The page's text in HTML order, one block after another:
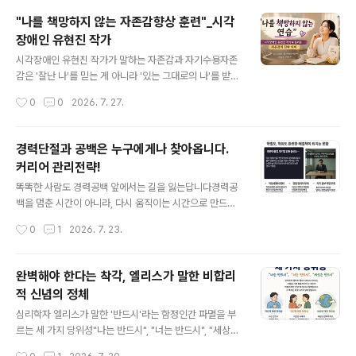
마음도,아이들 모습을 바라보면 모두 녹아내린다고 말합니
다. 완벽한 육아도 아닙니다.완벽한 엄마도 아닙니다. 하지
만 사랑은 늘 가장 평범한 순간에서 시작된다는 사실을 다
시 느끼게 됩니다. 📺 영상 보기 https://youtu.be/6Wo
M1S3exO0 하와이에서 마주한 가장 큰 두려움이번 이야
력을 조금이라도 더 잃기 전에 세상을 많이 보고 싶었습니
"나를 책망하지 않는 자존감향상 훈련"_시각
장애인 유현진 작가
시각장애인 유현진 작가가 말하는 자존감과 자기수용자존
감은 '잘난 나'를 믿는 게 아니라 '있는 그대로의 나'를 받아
인 유현진 작가의 북세미나 강연이 1부에 있었는데요.2부
도서 제목의 의미를 묻다 '일단 시작'이 삶의 태도라는 것을
알게 됐습니다투박하지만 진심어린 마음이 담긴 책도 좋았
고, 울림이 있는 강연도 좋았는데요.이어진 북토크 내용도
참 좋아서 내용 공유해봅니다. 📺 영상 보기https://yout
u.be/YVrs2OEQWwM 《일단 시작하고 봄》이번 도서
일어나고,흰지팡이를 먼저 내딛으며 길을 만들었던삶 그
0 0 2026. 7. 27.
경력단절과 공백은 누구에게나 찾아옵니다.
커리어 관리전략!
똑똑한 사람도 경력공백 앞에서는 길을 잃는답니다경력공
백을 멈춘 시간이 아니라, 다시 움직이는 시간으로 만드는
력공백에 대해 생각해봤습니다. 우리 사회에는 여전히 출
많습니다. 하지만 조금만 시야를 넓혀보면 경력공백은 결
코 여성들만의 문제가 아닙니다. 청년들도 마찬가지입니
다. 취업을 준비하고, 각종 시험을 준비하느라 사회에 첫발
조차 내딛지 못한 채 긴 공백을 보내는 경우가 적지 않습니
다. 직장인은 어떨까요? 조직 개편이나 구조조정, 건강 문
0 1 2026. 7. 23.
완벽해야 한다는 착각, 엘리스가 말한 비합리
적 신념의 정체
심리학자 엘리스가 말한 '반드시'라는 함정인간 파멸을 부
르는 세 가지 당위성"나는 반드시", "너는 반드시", "세상은